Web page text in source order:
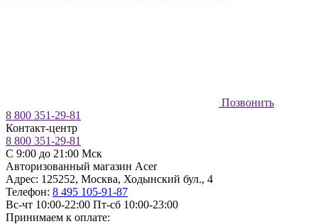
Позвонить
8 800 351-29-81
Контакт-центр
8 800 351-29-81
C 9:00 до 21:00 Мск
Авторизованный магазин Acer
Адрес: 125252, Москва, Ходынский бул., 4
Телефон: 8 495 105-91-87
Вс-чт 10:00-22:00 Пт-сб 10:00-23:00
Принимаем к оплате: